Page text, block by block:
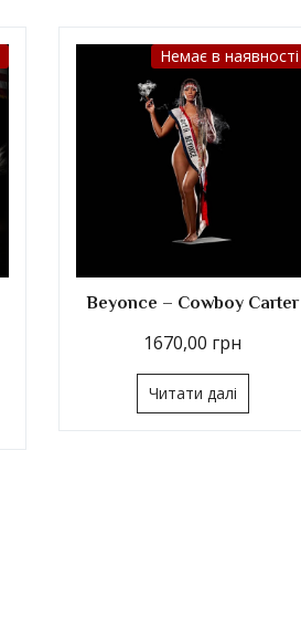
Немає в наявності
Beyonce – Cowboy Carter
1670,00 грн
Читати далі